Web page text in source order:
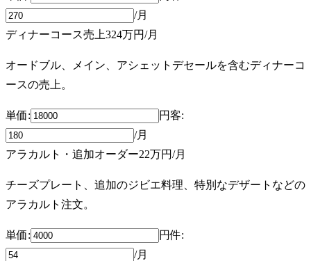
/月
ディナーコース売上324万円/月
オードブル、メイン、アシェットデセールを含むディナーコ
ースの売上。
単価: 円客:
/月
アラカルト・追加オーダー22万円/月
チーズプレート、追加のジビエ料理、特別なデザートなどの
アラカルト注文。
単価: 円件:
/月